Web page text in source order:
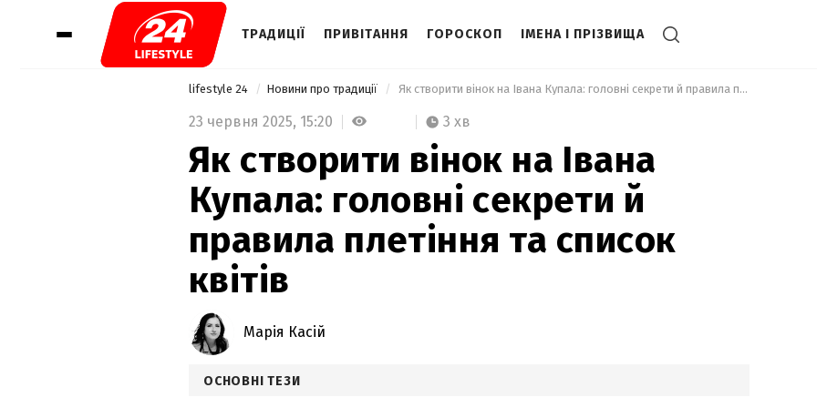
ТРАДИЦІЇ ПРИВІТАННЯ ГОРОСКОП ІМЕНА І ПРІЗВИЩА
lifestyle 24 Новини про традиції Як створити вінок на Івана Купала: головні секрети й правила плетіння та список квітів
23 червня 2025, 15:20 3 хв
Як створити вінок на Івана
Купала: головні секрети й
правила плетіння та список
квітів
Марія Касій
ОСНОВНІ ТЕЗИ